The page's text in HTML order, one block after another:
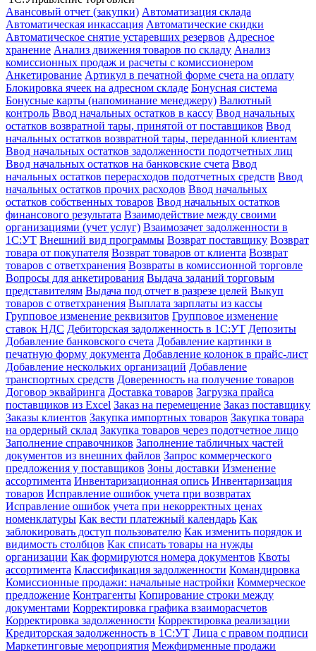
Авансовый отчет (закупки) Автоматизация склада
Автоматическая инкассация Автоматические скидки
Автоматическое снятие устаревших резервов Адресное
хранение Анализ движения товаров по складу Анализ
комиссионных продаж и расчеты с комиссионером
Анкетирование Артикул в печатной форме счета на оплату
Блокировка ячеек на адресном складе Бонусная система
Бонусные карты (напоминание менеджеру) Валютный
контроль Ввод начальных остатков в кассу Ввод начальных
остатков возвратной тары, принятой от поставщиков Ввод
начальных остатков возвратной тары, переданной клиентам
Ввод начальных остатков задолженности подотчетных лиц
Ввод начальных остатков на банковские счета Ввод
начальных остатков перерасходов подотчетных средств Ввод
начальных остатков прочих расходов Ввод начальных
остатков собственных товаров Ввод начальных остатков
финансового результата Взаимодействие между своими
организациями (учет услуг) Взаимозачет задолженности в
1С:УТ Внешний вид программы Возврат поставщику Возврат
товара от покупателя Возврат товаров от клиента Возврат
товаров с ответхранения Возвраты в комиссионной торговле
Вопросы для анкетирования Выдача заданий торговым
представителям Выдача под отчет в разрезе целей Выкуп
товаров с ответхранения Выплата зарплаты из кассы
Групповое изменение реквизитов Групповое изменение
ставок НДС Дебиторская задолженность в 1С:УТ Депозиты
Добавление банковского счета Добавление картинки в
печатную форму документа Добавление колонок в прайс-лист
Добавление нескольких организаций Добавление
транспортных средств Доверенность на получение товаров
Договор эквайринга Доставка товаров Загрузка прайса
поставщиков из Excel Заказ на перемещение Заказ поставщику
Заказы клиентов Закупка импортных товаров Закупка товара
на ордерный склад Закупка товаров через подотчетное лицо
Заполнение справочников Заполнение табличных частей
документов из внешних файлов Запрос коммерческого
предложения у поставщиков Зоны доставки Изменение
ассортимента Инвентаризационная опись Инвентаризация
товаров Исправление ошибок учета при возвратах
Исправление ошибок учета при некорректных ценах
номенклатуры Как вести платежный календарь Как
заблокировать доступ пользователю Как изменить порядок и
видимость столбцов Как списать товары на нужды
организации Как формируются номера документов Квоты
ассортимента Классификация задолженности Командировка
Комиссионные продажи: начальные настройки Коммерческое
предложение Контрагенты Копирование строки между
документами Корректировка графика взаиморасчетов
Корректировка задолженности Корректировка реализации
Кредиторская задолженность в 1С:УТ Лица с правом подписи
Маркетинговые мероприятия Межфирменные продажи